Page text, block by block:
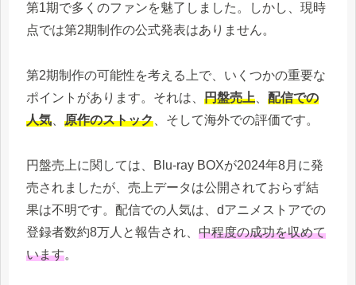
第1期で多くのファンを魅了しました。しかし、現時
点では第2期制作の公式発表はありません。
第2期制作の可能性を考える上で、いくつかの重要な
ポイントがあります。それは、 円盤売上
配信での
人気
原作のストック 、そして海外での評価です。
円盤売上に関しては、Blu-ray BOXが2024年8月に発
売されましたが、売上データは公開されておらず結
果は不明です。配信での人気は、dアニメストアでの
登録者数約8万人と報告され、 中程度の成功を収めて
います。